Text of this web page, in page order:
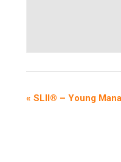
« SLII® – Young